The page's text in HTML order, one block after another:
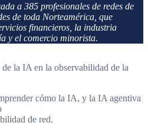
a 385 profesionales de redes de
de toda Norteamérica, que
financieros, la industria
y el comercio minorista.
de la IA en la observabilidad de la
cómo la IA, y la IA agentiva
de red.​